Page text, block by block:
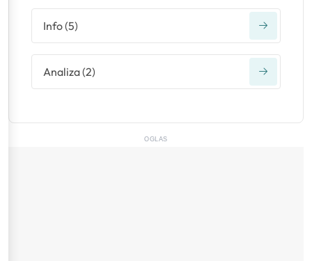
Info(5)
Analiza(2)
OGLAS